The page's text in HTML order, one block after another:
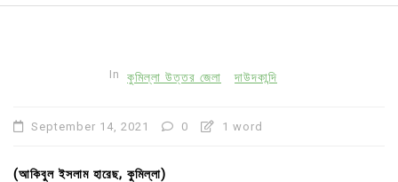
In কুমিল্লা উত্তর জেলা দাউদকান্দি
September 14, 2021 0 1 word
(আকিবুল ইসলাম হারেছ, কুমিল্লা)